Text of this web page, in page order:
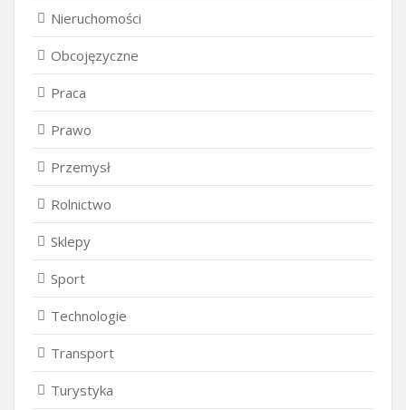
Nieruchomości
Obcojęzyczne
Praca
Prawo
Przemysł
Rolnictwo
Sklepy
Sport
Technologie
Transport
Turystyka